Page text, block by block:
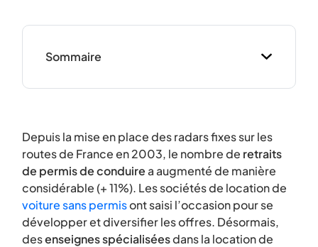
Sommaire
Depuis la mise en place des radars fixes sur les
routes de France en 2003, le nombre de retraits
de permis de conduirea augmenté de manière
considérable (+ 11%). Les sociétés de location de
voiture sans permisont saisi l’occasion pour se
développer et diversifier les offres. Désormais,
desenseignes spécialiséesdans la location de